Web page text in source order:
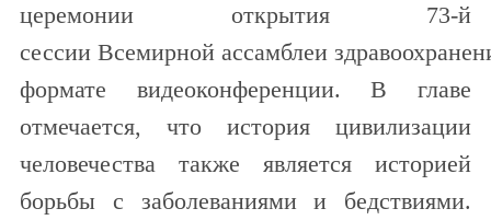
церемонии открытия 73-й
сессии Всемирной ассамблеи
формате видеоконференции. В главе
отмечается, что история цивилизации
человечества также является историей
борьбы с заболеваниями и бедствиями.